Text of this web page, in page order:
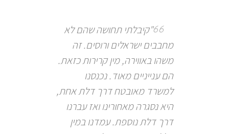
"קיבלתי תחושה שהם לא
מחבבים ישראלים ורוסים. זה
משהו באווירה, מין קרירות כזאת.
הם ענייניים מאוד. נכנסנו
למשרד מאובטח דרך דלת אחת,
היא נסגרה מאחורינו ואז עברנו
דרך דלת נוספת. עמדנו במין